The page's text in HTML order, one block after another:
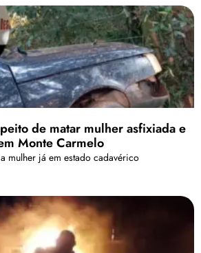
de matar mulher asfixiada e
Monte Carmelo
mulher já em estado cadavérico